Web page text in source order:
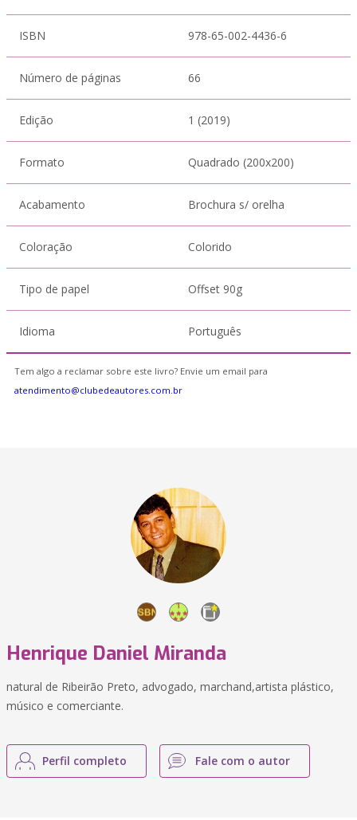
ISBN 978-65-002-4436-6
Número de páginas 66
Edição 1 (2019)
Formato Quadrado (200x200)
Acabamento Brochura s/ orelha
Coloração Colorido
Tipo de papel Offset 90g
Idioma Português
Tem algo a reclamar sobre este livro? Envie um email para
atendimento@clubedeautores.com.br
Henrique Daniel Miranda
natural de Ribeirão Preto, advogado, marchand,artista plástico,
músico e comerciante.
Perfil completo Fale com o autor